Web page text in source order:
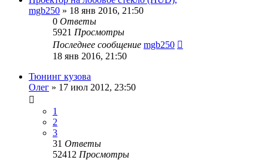
mgb250 » 18 янв 2016, 21:50
0 Ответы
5921 Просмотры
Последнее сообщение mgb250
18 янв 2016, 21:50
Тюнинг кузова
Олег » 17 июл 2012, 23:50
1
2
3
31 Ответы
52412 Просмотры